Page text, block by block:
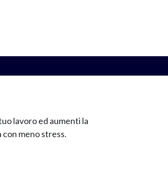
lavoro ed aumenti la
meno stress.